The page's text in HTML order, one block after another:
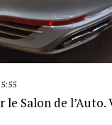
Salon de l’Auto.